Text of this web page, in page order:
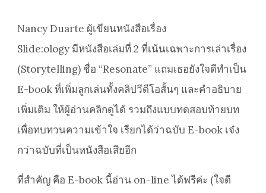
Nancy Duarte ผู้เขียนหนังสือเรื่อง
Slide:ology มีหนังสือเล่มที่ 2 ที่เน้นเฉพาะการเล่าเรื่อง
(Storytelling) ชื่อ “Resonate” แถมเธอยังใจดีทำเป็น
E-book ที่เพิ่มลูกเล่นทั้งคลิปวีดีโอสั้นๆ และคำอธิบาย
เพิ่มเติม ให้ผู้อ่านคลิกดูได้ รวมถึงแบบทดสอบท้ายบท
เพื่อทบทวนความเข้าใจ เรียกได้ว่าฉบับ E-book เจ๋ง
กว่าฉบับที่เป็นหนังสือเสียอีก
ที่สำคัญ คือ E-book นี้อ่าน on-line ได้ฟรีค่ะ (ใจดี